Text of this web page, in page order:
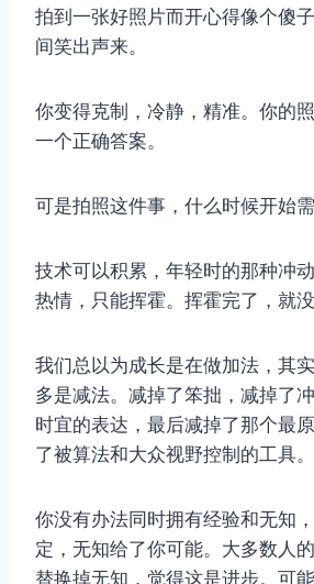
拍到一张好照片而开心得像个傻
间笑出声来。
你变得克制，冷静，精准。你的
一个正确答案。
可是拍照这件事，什么时候开始
技术可以积累，年轻时的那种冲
热情，只能挥霍。挥霍完了，就没
我们总以为成长是在做加法，其
多是减法。减掉了笨拙，减掉了
时宜的表达，最后减掉了那个最
了被算法和大众视野控制的工具。
你没有办法同时拥有经验和无知
定，无知给了你可能。大多数人
替换掉无知，觉得这是进步。可